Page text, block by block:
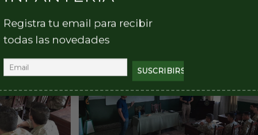
Registra tu email para recibir
todas las novedades